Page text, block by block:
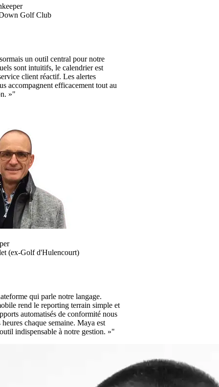
Golf Club
un outil central pour notre
sont intuitifs, le calendrier est
client réactif. Les alertes
accompagnent efficacement tout au
»"
(ex-Golf d'Hulencourt)
qui parle notre langage.
rend le reporting terrain simple et
automatisés de conformité nous
chaque semaine. Maya est
indispensable à notre gestion. »"